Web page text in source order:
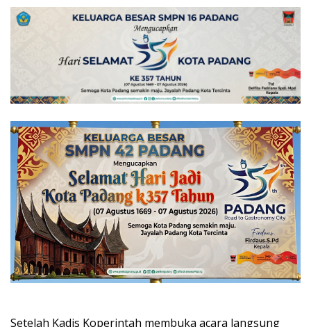
Setelah Kadis Koperintah membuka acara langsung